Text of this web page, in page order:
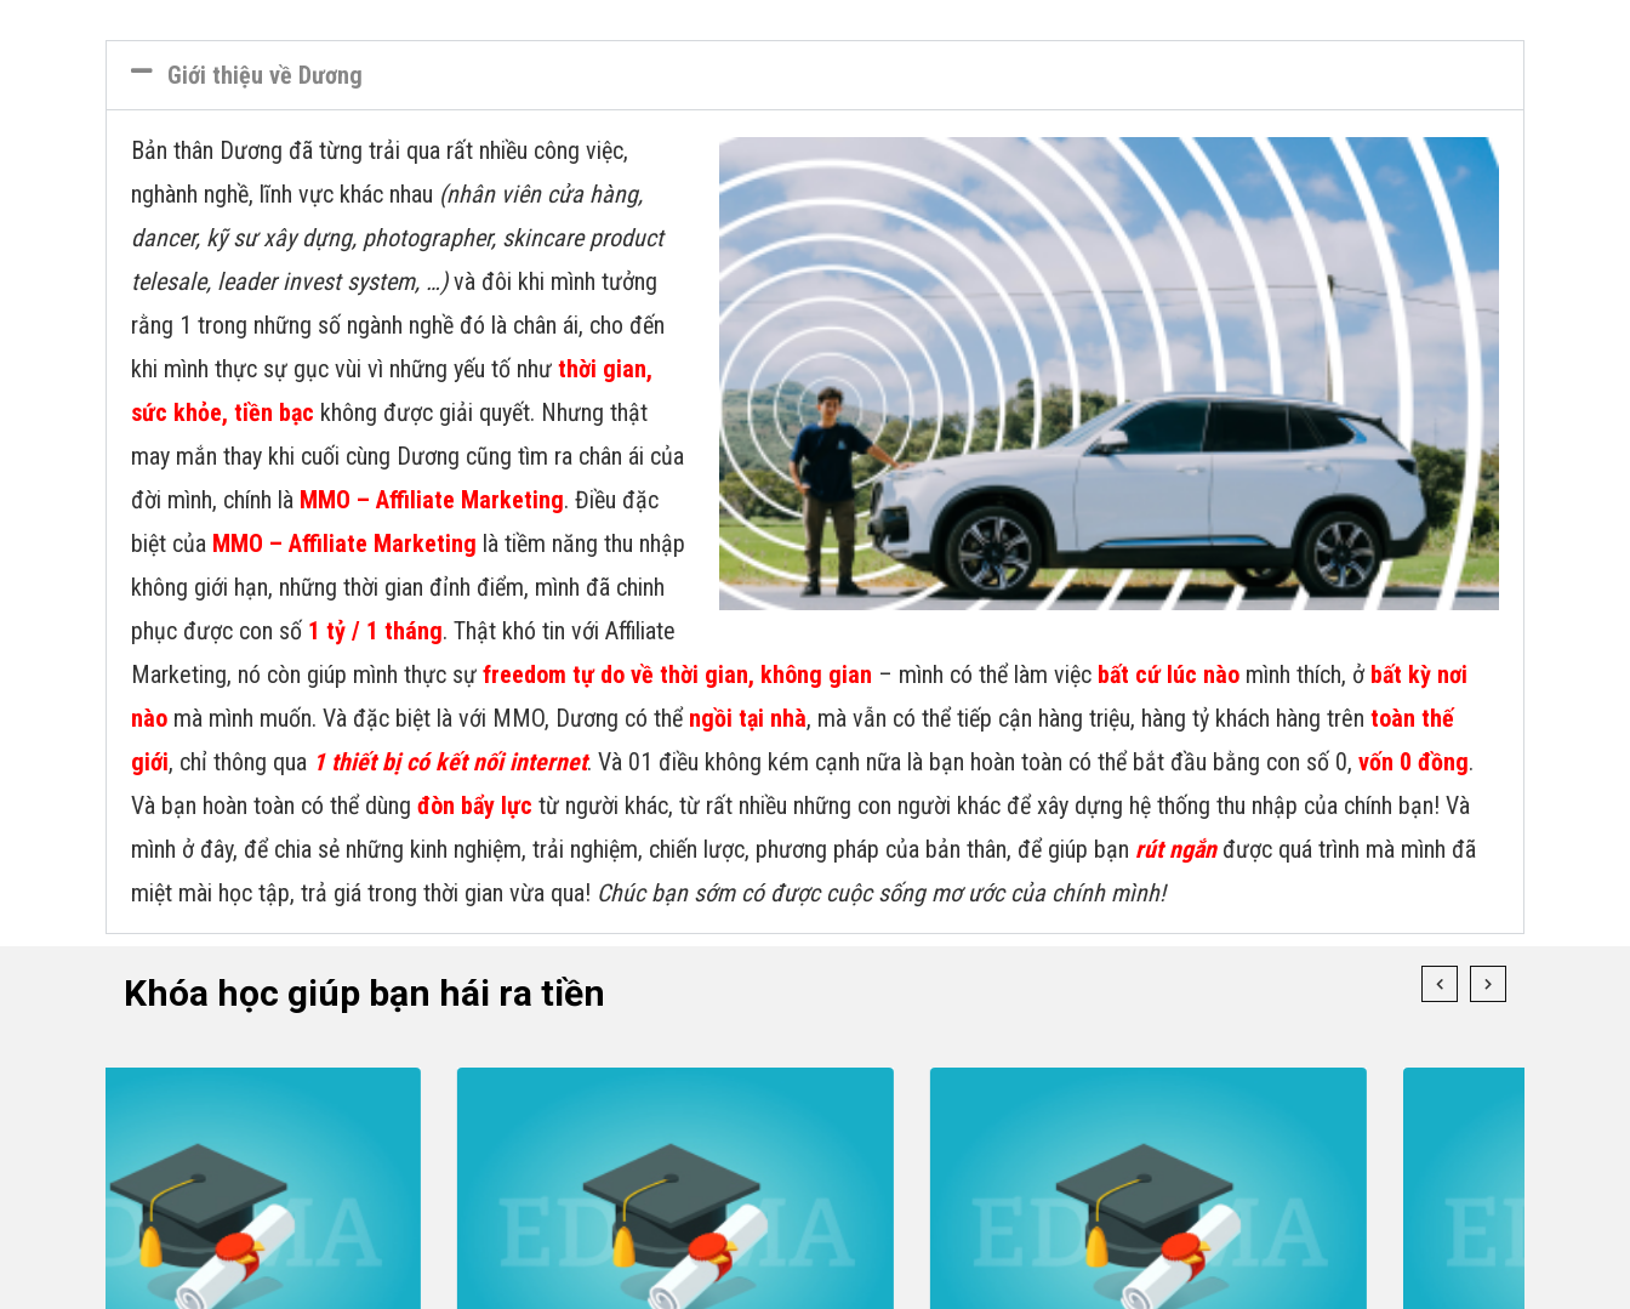
Giới thiệu về Dương
Bản thân Dương đã từng trải qua rất nhiều công việc,
nghành nghề, lĩnh vực khác nhau (nhân viên cửa hàng,
dancer, kỹ sư xây dựng, photographer, skincare product
telesale, leader invest system, …)và đôi khi mình tưởng
rằng 1 trong những số ngành nghề đó là chân ái, cho đến
khi mình thực sự gục vùi vì những yếu tố như thời gian,
sức khỏe, tiền bạc không được giải quyết. Nhưng thật
may mắn thay khi cuối cùng Dương cũng tìm ra chân ái của
đời mình, chính là MMO – Affiliate Marketing. Điều đặc
biệt của MMO – Affiliate Marketing là tiềm năng thu nhập
không giới hạn, những thời gian đỉnh điểm, mình đã chinh
phục được con số 1 tỷ / 1 tháng. Thật khó tin với Affiliate
Marketing, nó còn giúp mình thực sự freedom tự do về thời gian, không gian – mình có thể làm việc bất cứ lúc nào mình thích, ở bất kỳ nơi
nào mà mình muốn. Và đặc biệt là với MMO, Dương có thể ngồi tại nhà, mà vẫn có thể tiếp cận hàng triệu, hàng tỷ khách hàng trên toàn thế
giới, chỉ thông qua 1 thiết bị có kết nối internet. Và 01 điều không kém cạnh nữa là bạn hoàn toàn có thể bắt đầu bằng con số 0, vốn 0 đồng.
Và bạn hoàn toàn có thể dùng đòn bẩy lực từ người khác, từ rất nhiều những con người khác để xây dựng hệ thống thu nhập của chính bạn! Và
mình ở đây, để chia sẻ những kinh nghiệm, trải nghiệm, chiến lược, phương pháp của bản thân, để giúp bạn rút ngắnđược quá trình mà mình đã
miệt mài học tập, trả giá trong thời gian vừa qua! Chúc bạn sớm có được cuộc sống mơ ước của chính mình!
Khóa học giúp bạn hái ra tiền